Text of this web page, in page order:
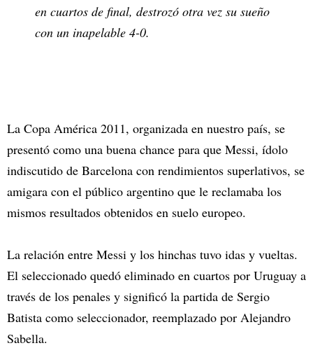
en cuartos de final, destrozó otra vez su sueño
con un inapelable 4-0.
La Copa América 2011, organizada en nuestro país, se
presentó como una buena chance para que Messi, ídolo
indiscutido de Barcelona con rendimientos superlativos, se
amigara con el público argentino que le reclamaba los
mismos resultados obtenidos en suelo europeo.
La relación entre Messi y los hinchas tuvo idas y vueltas.
El seleccionado quedó eliminado en cuartos por Uruguay a
través de los penales y significó la partida de Sergio
Batista como seleccionador, reemplazado por Alejandro
Sabella.